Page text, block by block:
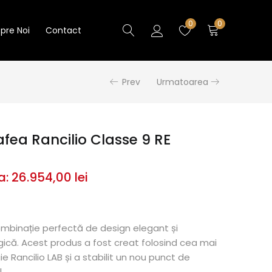
Noi Contact
0 0
Prev Urmatoarea
Rancilio Classe 9 RE
26.954,00 lei
perfectă de design elegant și
Acest produs a fost creat folosind cea mai
Rancilio LAB și a stabilit un nou punct de